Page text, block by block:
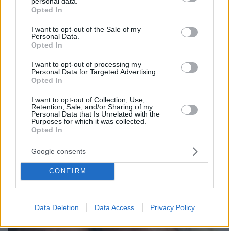
grant or deny consent to Google and its third-party tags to
use your data for below specified purposes in below Google
consent section.
Opted In
I want to opt-out of the Sale of my
Personal Data.
Opted In
I want to opt-out of processing my
Personal Data for Targeted Advertising.
Opted In
I want to opt-out of Collection, Use,
Retention, Sale, and/or Sharing of my
Personal Data that Is Unrelated with the
Purposes for which it was collected.
Opted In
Google consents
CONFIRM
Data Deletion Data Access Privacy Policy
κατηγορία για φόνο: Η σκοτεινή διαδρομή του
26χρονου Αφγανού που σκότωσε τη Βρετανίδα
στην Κυψέλη
08.08.2026, 12:18